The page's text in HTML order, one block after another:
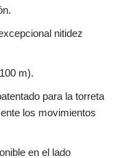
nitidez
m).
para la torreta
los movimientos
en el lado